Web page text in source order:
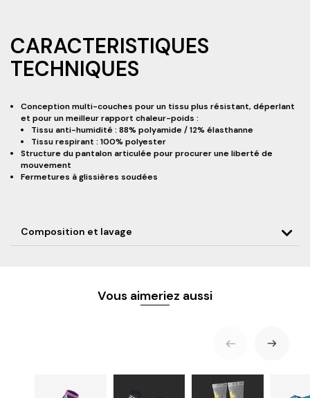
CARACTERISTIQUES
TECHNIQUES
Conception multi-couches pour un tissu plus résistant, déperlant
et pour un meilleur rapport chaleur-poids :
Tissu anti-humidité : 88% polyamide / 12% élasthanne
Tissu respirant : 100% polyester
Structure du pantalon articulée pour procurer une liberté de
mouvement
Fermetures à glissières soudées
Composition et lavage
Vous aimeriez aussi